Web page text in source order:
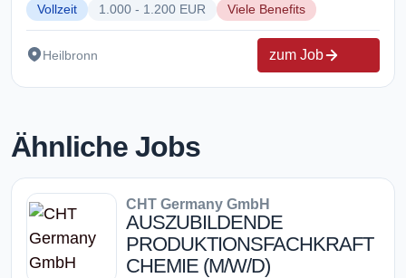
Vollzeit 1.000 - 1.200 EUR Viele Benefits
Heilbronn zum Job
Ähnliche Jobs
CHT Germany GmbH
AUSZUBILDENDE
PRODUKTIONSFACHKRAFT
CHEMIE (M/W/D)